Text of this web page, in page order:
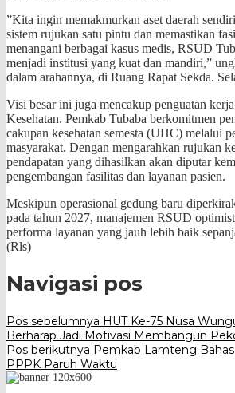
​”Kita ingin memakmurkan aset daerah
sistem rujukan satu pintu dan memastikan
menangani berbagai kasus medis, RSUD
menjadi institusi yang kuat dan mandiri,”
dalam arahannya, di Ruang Rapat Sekda.
​Visi besar ini juga mencakup penguatan
Kesehatan. Pemkab Tubaba berkomitmen
cakupan kesehatan semesta (UHC) melalui
masyarakat. Dengan mengarahkan rujukan
pendapatan yang dihasilkan akan diputar
pengembangan fasilitas dan layanan pasien.
​Meskipun operasional gedung baru
pada tahun 2027, manajemen RSUD
performa layanan yang jauh lebih baik
(Rls)
Navigasi pos
Pos sebelumnya HUT Ke-75 Nusa
Berharap Jadi Motivasi Membangun
Pos berikutnya Pemkab Lamteng Bahas
PPPK Paruh Waktu